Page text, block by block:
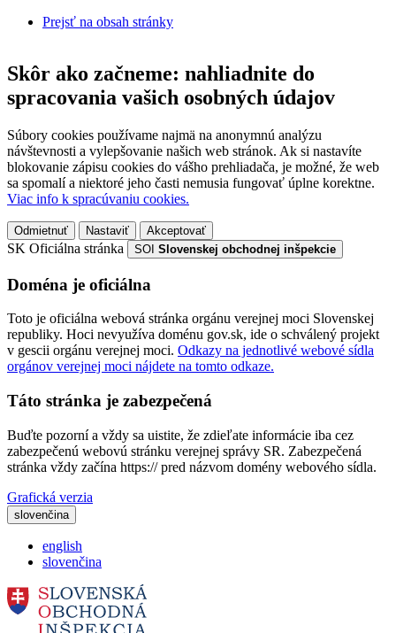
Prejsť na obsah stránky
Skôr ako začneme: nahliadnite do
spracovania vašich osobných údajov
Súbory cookies používame najmä na anonymnú analýzu
návštevnosti a vylepšovanie našich web stránok. Ak si nastavíte
blokovanie zápisu cookies do vášho prehliadača, je možné, že web
sa spomalí a niektoré jeho časti nemusia fungovať úplne korektne.
Viac info k spracúvaniu cookies.
Odmietnuť Nastaviť Akceptovať
SK Oficiálna stránka SOI Slovenskej obchodnej inšpekcie
Doména je oficiálna
Toto je oficiálna webová stránka orgánu verejnej moci Slovenskej
republiky. Hoci nevyužíva doménu gov.sk, ide o schválený projekt
v gescii orgánu verejnej moci. Odkazy na jednotlivé webové sídla
orgánov verejnej moci nájdete na tomto odkaze.
Táto stránka je zabezpečená
Buďte pozorní a vždy sa uistite, že zdieľate informácie iba cez
zabezpečenú webovú stránku verejnej správy SR. Zabezpečená
stránka vždy začína https:// pred názvom domény webového sídla.
Grafická verzia
slovenčina
english
slovenčina